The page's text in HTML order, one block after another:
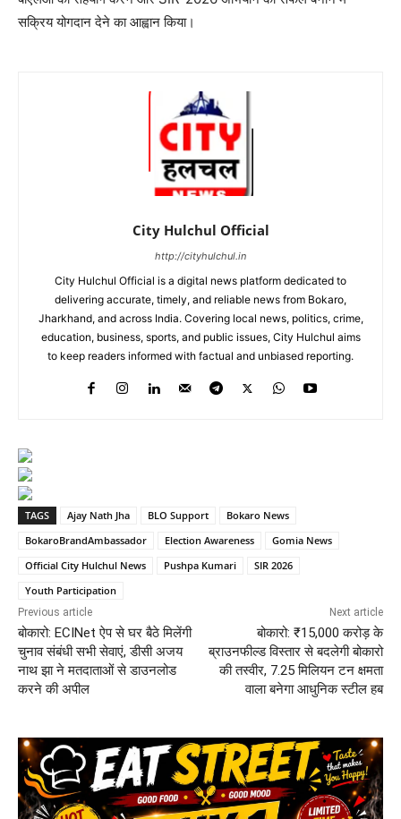
सक्रिय योगदान देने का आह्वान किया।
City Hulchul Official
http://cityhulchul.in
City Hulchul Official is a digital news platform dedicated to
delivering accurate, timely, and reliable news from Bokaro,
Jharkhand, and across India. Covering local news, politics, crime,
education, business, sports, and public issues, City Hulchul aims
to keep readers informed with factual and unbiased reporting.
TAGS Ajay Nath Jha BLO Support
Bokaro News
BokaroBrandAmbassador
Election Awareness
Gomia News
Official City Hulchul News
Pushpa Kumari
SIR 2026
Youth Participation
Previous article
बोकारो: ECINet ऐप से घर बैठे मिलेंगी
चुनाव संबंधी सभी सेवाएं, डीसी अजय
नाथ झा ने मतदाताओं से डाउनलोड
करने की अपील
Next article
बोकारो: ₹15,000 करोड़ के
ब्राउनफील्ड विस्तार से बदलेगी बोकारो
की तस्वीर, 7.25 मिलियन टन क्षमता
वाला बनेगा आधुनिक स्टील हब